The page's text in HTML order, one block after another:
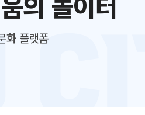
의 놀이터
화 플랫폼